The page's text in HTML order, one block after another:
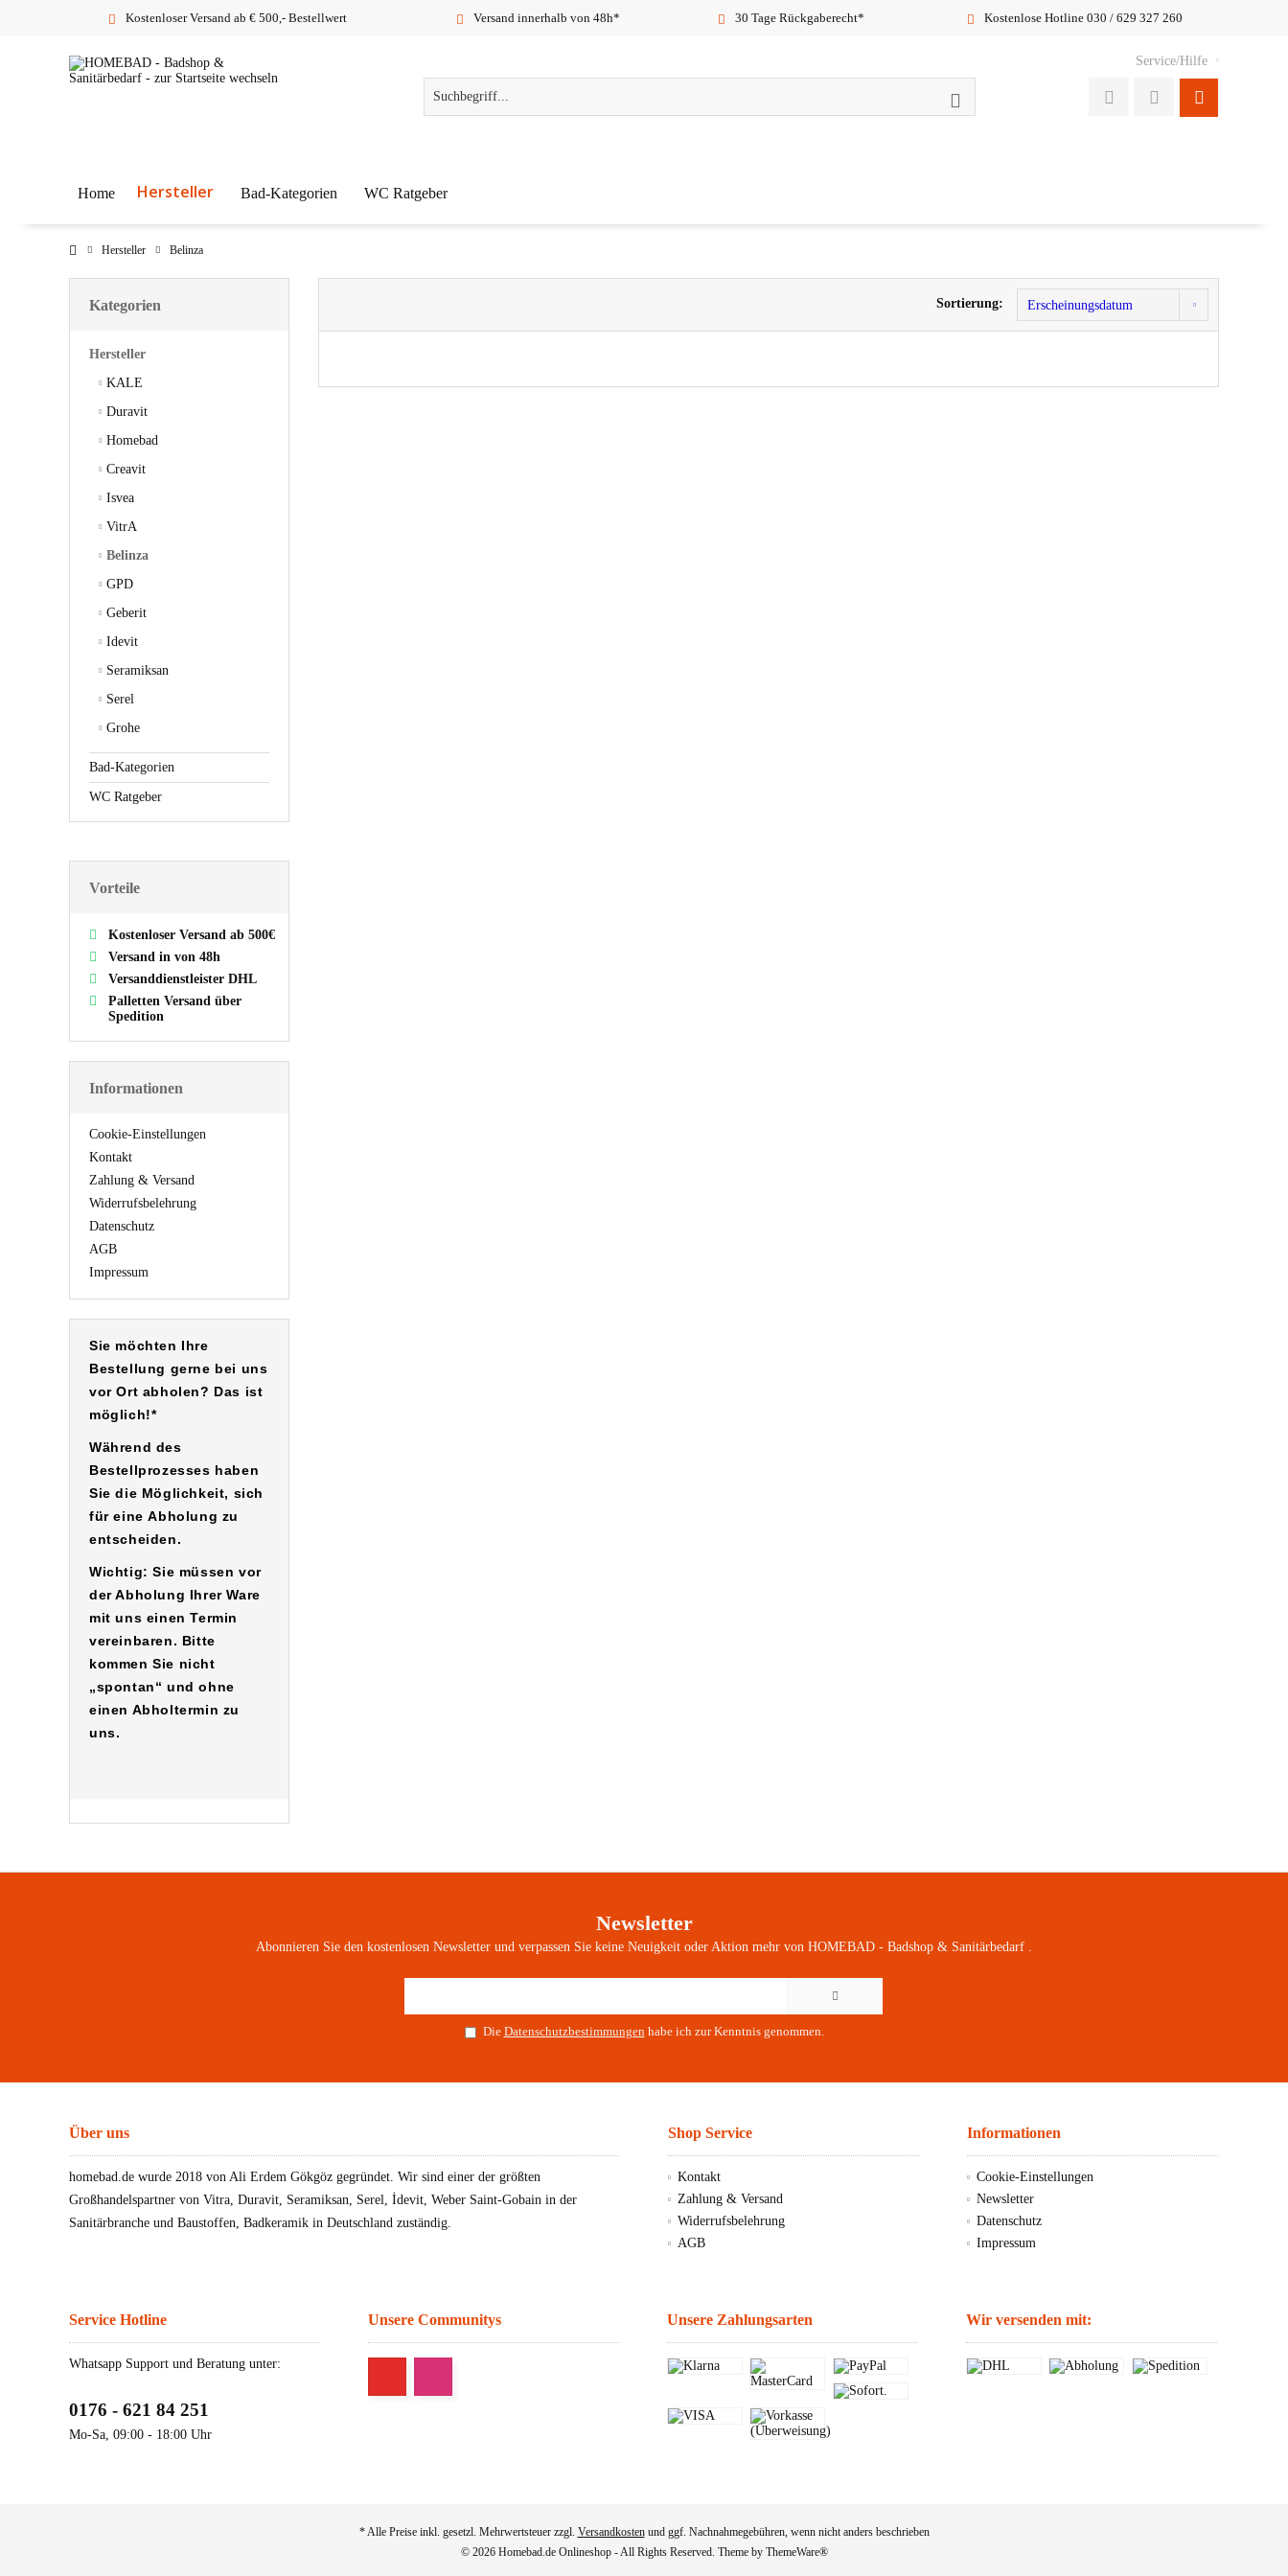
Kostenloser Versand ab € 500,- Bestellwert Versand innerhalb von 48h* 30 Tage Rückgaberecht* Kostenlose Hotline 030 / 629 327 260
Service/Hilfe
Home Hersteller Bad-Kategorien WC Ratgeber
Hersteller Belinza
Kategorien
Hersteller
KALE
Duravit
Homebad
Creavit
Isvea
VitrA
Belinza
GPD
Geberit
Idevit
Seramiksan
Serel
Grohe
Bad-Kategorien
WC Ratgeber
Vorteile
Kostenloser Versand ab 500€
Versand in von 48h
Versanddienstleister DHL
Palletten Versand über
Spedition
Informationen
Cookie-Einstellungen
Kontakt
Zahlung & Versand
Widerrufsbelehrung
Datenschutz
AGB
Impressum
Sie möchten Ihre
Bestellung gerne bei uns
vor Ort abholen? Das ist
möglich!*
Während des
Bestellprozesses haben
Sie die Möglichkeit, sich
für eineAbholung zu
entscheiden.
Wichtig: Sie müssen vor
der Abholung Ihrer Ware
mit uns einen Termin
vereinbaren. Bitte
kommen Sie nicht
„spontan“ und ohne
einen Abholtermin zu
uns.
Sortierung:
Newsletter
Abonnieren Sie den kostenlosen Newsletter und verpassen Sie keine Neuigkeit oder Aktion mehr von HOMEBAD - Badshop & Sanitärbedarf .
Die Datenschutzbestimmungenhabe ich zur Kenntnis genommen.
Über uns
homebad.de wurde 2018 von Ali Erdem Gökgöz gegründet. Wir sind einer der größten
Großhandelspartner von Vitra, Duravit, Seramiksan, Serel, İdevit, Weber Saint-Gobain in der
Sanitärbranche und Baustoffen, Badkeramik in Deutschland zuständig.
Shop Service
Kontakt
Zahlung & Versand
Widerrufsbelehrung
AGB
Informationen
Cookie-Einstellungen
Newsletter
Datenschutz
Impressum
Service Hotline
Whatsapp Support und Beratung unter:
0176 - 621 84 251
Mo-Sa, 09:00 - 18:00 Uhr
Unsere Communitys Unsere Zahlungsarten Wir versenden mit:
* Alle Preise inkl. gesetzl. Mehrwertsteuer zzgl. Versandkostenund ggf. Nachnahmegebühren, wenn nicht anders beschrieben
© 2026 Homebad.de Onlineshop - All Rights Reserved. Theme by ThemeWare®